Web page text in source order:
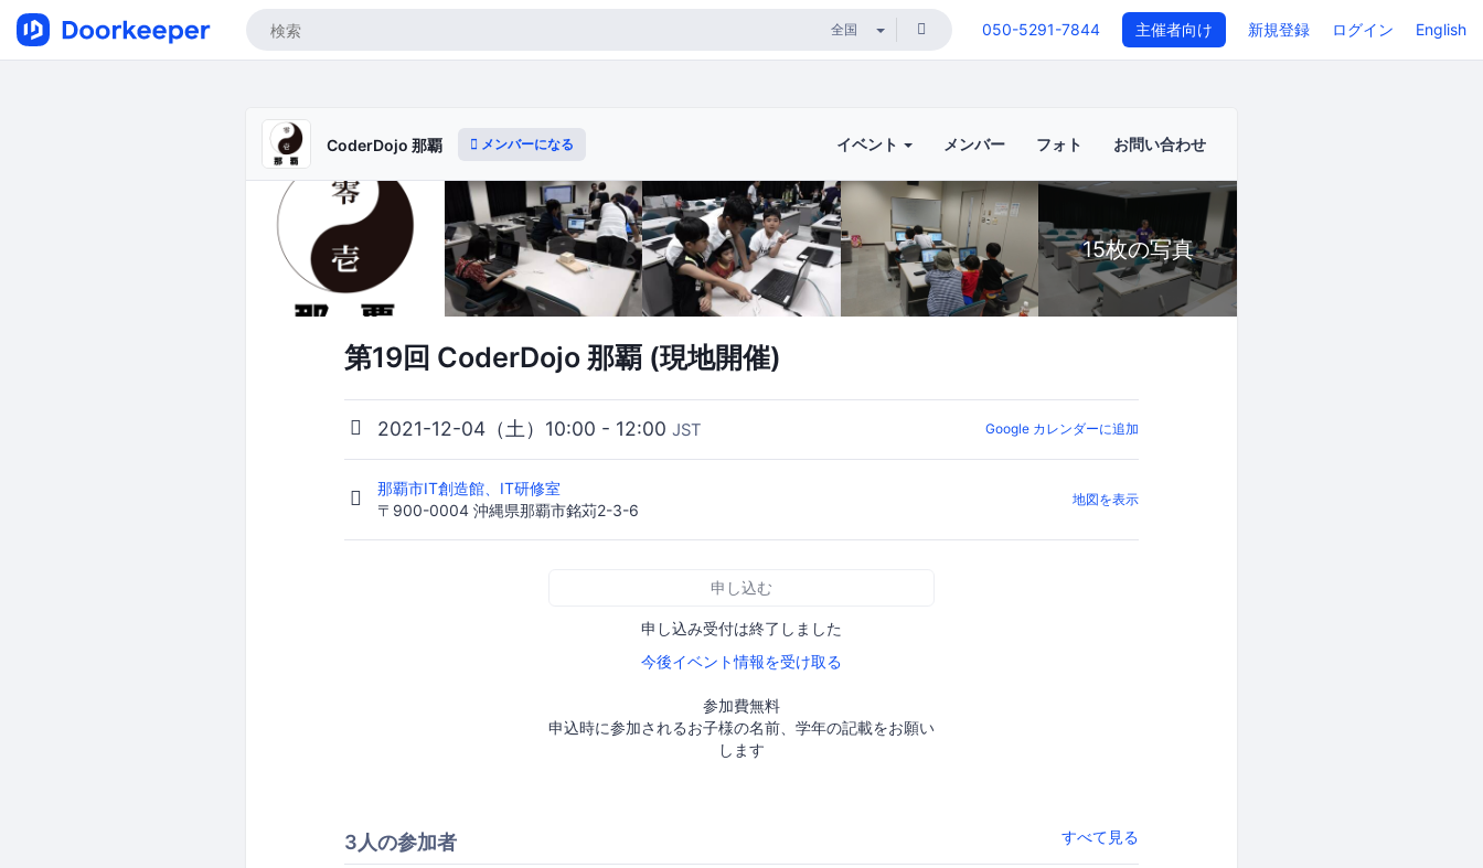
050-5291-7844 主催者向け 新規登録 ログイン English
CoderDojo 那覇 メンバーになる イベント メンバー フォト お問い合わせ
15枚の写真
第19回 CoderDojo 那覇 (現地開催)
2021-12-04（土）10:00 - 12:00 JST Google カレンダーに追加
那覇市IT創造館、IT研修室
〒900-0004 沖縄県那覇市銘苅2-3-6
地図を表示
申し込む
申し込み受付は終了しました
今後イベント情報を受け取る
参加費無料
申込時に参加されるお子様の名前、学年の記載をお願い
します
3人の参加者 すべて見る